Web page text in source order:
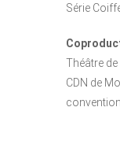
Série
Théâtre
CDN de